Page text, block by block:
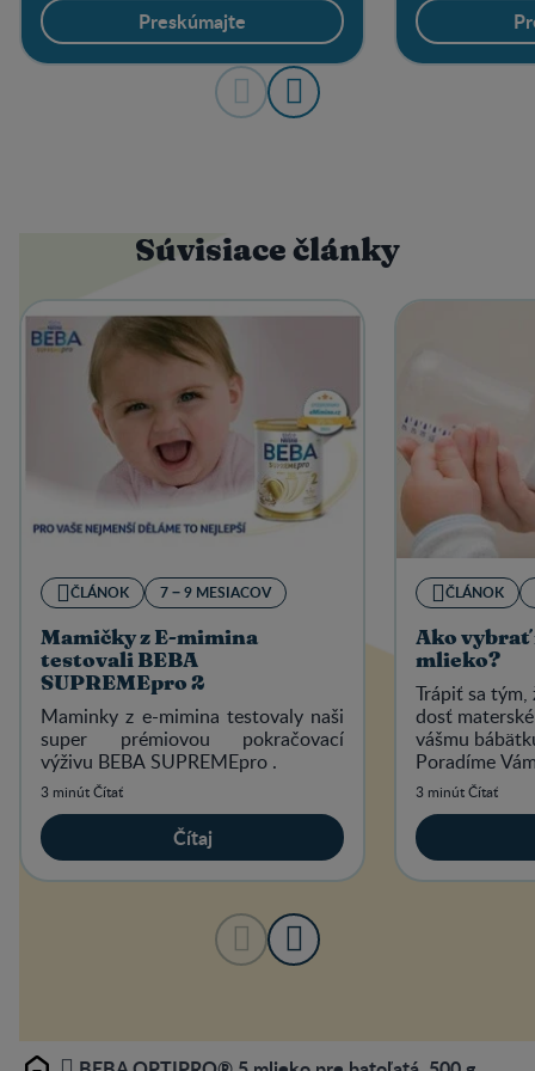
Preskúmajte
Súvisiace články
ČLÁNOK 7 − 9 MESIACOV
Mamičky z E-mimina
testovali BEBA
SUPREMEpro 2
Maminky z e-mimina testovaly naši
super prémiovou pokračovací
výživu BEBA SUPREMEpro .
3 minút Čítať
Čítaj
ČLÁNOK
Ako vybrať
mlieko?
Trápiť sa tým,
dosť
vášmu
Poradíme
mlieko.
3 minút Čítať